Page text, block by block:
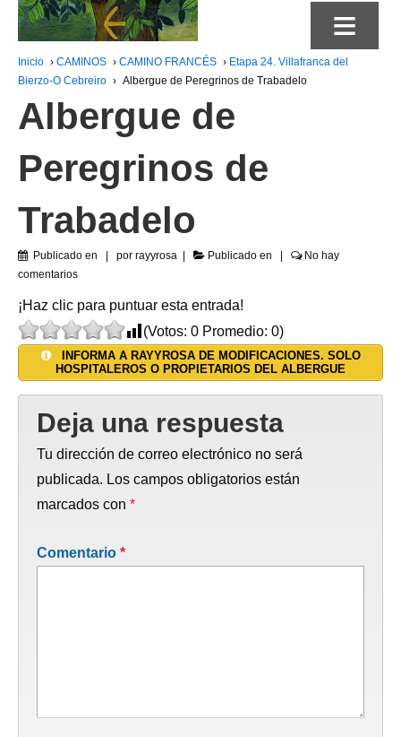
≡
Inicio › CAMINOS › CAMINO FRANCÉS › Etapa 24. Villafranca del
Bierzo-O Cebreiro › Albergue de Peregrinos de Trabadelo
Albergue de
Peregrinos de
Trabadelo
Publicado en por rayyrosa Publicado en
No hay
comentarios
¡Haz clic para puntuar esta entrada!
(Votos: 0 Promedio: 0)
INFORMA A RAYYROSA DE MODIFICACIONES. SOLO
HOSPITALEROS O PROPIETARIOS DEL ALBERGUE
Deja una respuesta
Tu dirección de correo electrónico no será
publicada. Los campos obligatorios están
marcados con *
Comentario *